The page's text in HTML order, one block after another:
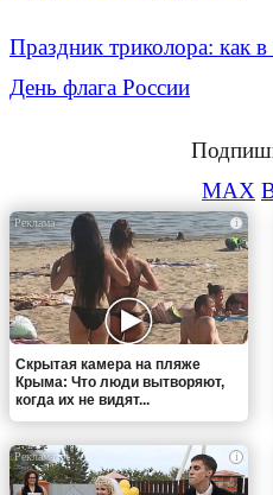
Праздник триколора: как
День флага России
MAX
i
Скрытая камера на пляже
Крыма: Что люди вытворяют,
когда их не видят...
i